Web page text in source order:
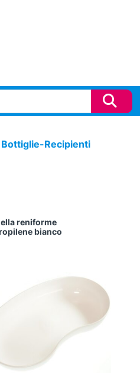
Bottiglie-Recipienti
reniforme
bianco